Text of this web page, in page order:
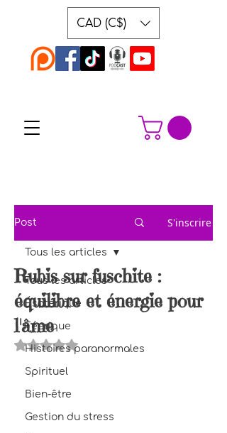
CAD (C$)
Post S'inscrire
Tous les articles
Ésotérique
Féerique
Histoires paranormales
Spirituel
Bien-être
Gestion du stress
Tous les articles
Rubis sur fuschite :
équilibre et énergie pour
l'âme
Noté NaN étoiles sur 5.